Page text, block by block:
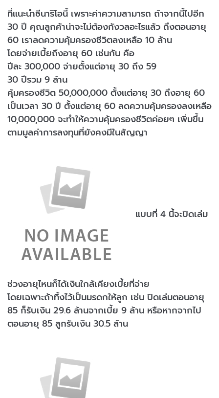
ที่แนะนำซีนาริโอนี้ เพราะค่าความสามารถ ถ้าจากนี้ไปอีก
30 ปี คุณลูกค้าน่าจะไม่ต้องกังวลอะไรแล้ว ถึงตอนอายุ
60 เราลดความคุ้มครองชีวิตลงเหลือ 10 ล้าน
โดยจ่ายเบี้ยถึงอายุ 60 เช่นกัน คือ
ปีละ 300,000 จ่ายตั้งแต่อายุ 30 ถึง 59
30 ปีรวม 9 ล้าน
คุ้มครองชีวิต 50,000,000 ตั้งแต่อายุ 30 ถึงอายุ 60
เป็นเวลา 30 ปี ตั้งแต่อายุ 60 ลดความคุ้มครองลงเหลือ
10,000,000 จะทำให้ความคุ้มครองชีวิตค่อยๆ เพิ่มขึ้น
ตามมูลค่าการลงทุนที่ยังคงมีในสัญญา
แบบที่ 4 นี้จะปิดเล่ม
ช่วงอายุไหนก็ได้เงินใกล้เคียงเบี้ยที่จ่าย
โดยเฉพาะถ้าทิ้งไว้เป็นมรดกให้ลูก เช่น ปิดเล่มตอนอายุ
85 ก็รับเงิน 29.6 ล้านจากเบี้ย 9 ล้าน หรือหากจากไป
ตอนอายุ 85 ลูกรับเงิน 30.5 ล้าน